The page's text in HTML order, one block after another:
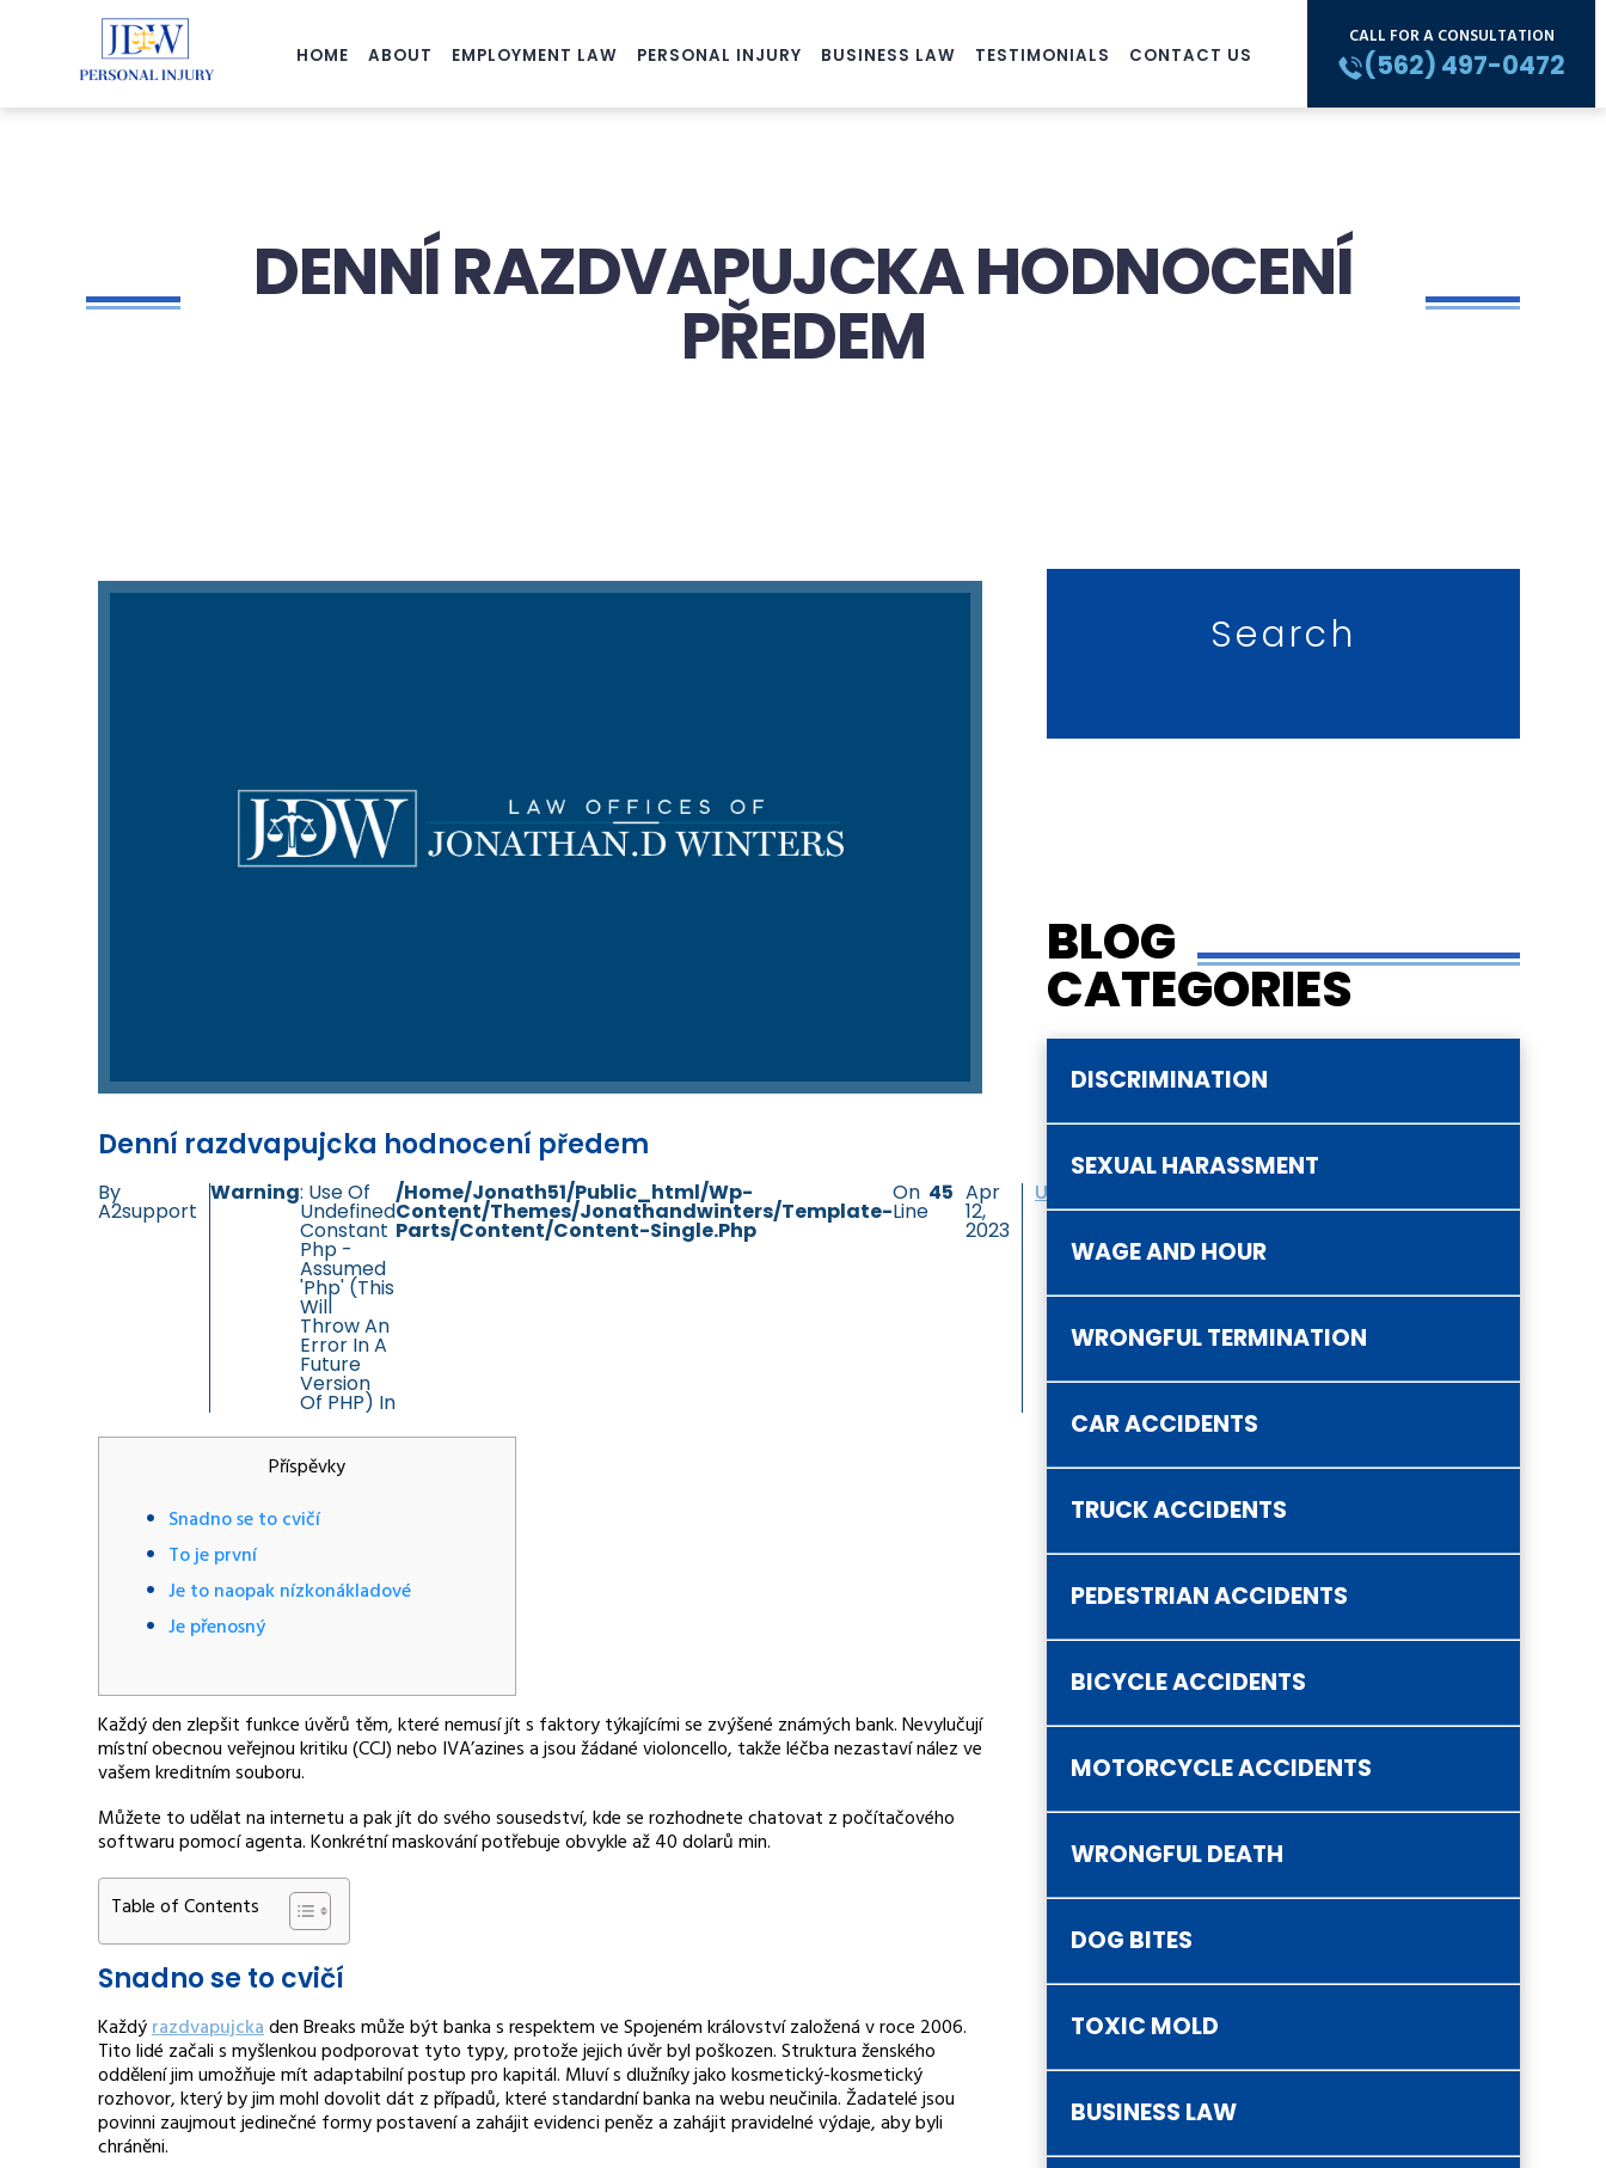
HOME ABOUT EMPLOYMENT LAW PERSONAL INJURY BUSINESS LAW TESTIMONIALS CONTACT US
CALL FOR A CONSULTATION
(562) 497-0472
DENNÍ RAZDVAPUJCKA HODNOCENÍ
PŘEDEM
Denní razdvapujcka hodnocení předem
By
A2support
Warning: Use Of
Undefined
Constant
Php -
Assumed
'php' (this
Will
Throw An
Error In A
Future
Version
Of PHP) In
/home/jonath51/public_html/wp-
Content/themes/jonathandwinters/template-
Parts/content/content-Single.php
On
Line
45 Apr
12,
2023
Uncategorized
Příspěvky
Snadno se to cvičí
To je první
Je to naopak nízkonákladové
Je přenosný
Každý den zlepšit funkce úvěrů těm, které nemusí jít s faktory týkajícími se zvýšené známých bank. Nevylučují
místní obecnou veřejnou kritiku (CCJ) nebo IVA’azines a jsou žádané violoncello, takže léčba nezastaví nález ve
vašem kreditním souboru.
Můžete to udělat na internetu a pak jít do svého sousedství, kde se rozhodnete chatovat z počítačového
softwaru pomocí agenta.Konkrétní maskování potřebuje obvykle až 40 dolarů min.
Table of Contents
Snadno se to cvičí
Každýrazdvapujckaden Breaks může být banka s respektem ve Spojeném království založená v roce 2006.
Tito lidé začali s myšlenkou podporovat tyto typy, protože jejich úvěr byl poškozen. Struktura ženského
oddělení jim umožňuje mít adaptabilní postup pro kapitál. Mluví s dlužníky jako kosmetický-kosmetický
rozhovor, který by jim mohl dovolit dát z případů, které standardní banka na webu neučinila. Žadatelé jsou
povinni zaujmout jedinečné formy postavení a zahájit evidenci peněz a zahájit pravidelné výdaje, aby byli
chráněni.
Search
BLOG
CATEGORIES
DISCRIMINATION
SEXUAL HARASSMENT
WAGE AND HOUR
WRONGFUL TERMINATION
CAR ACCIDENTS
TRUCK ACCIDENTS
PEDESTRIAN ACCIDENTS
BICYCLE ACCIDENTS
MOTORCYCLE ACCIDENTS
WRONGFUL DEATH
DOG BITES
TOXIC MOLD
BUSINESS LAW